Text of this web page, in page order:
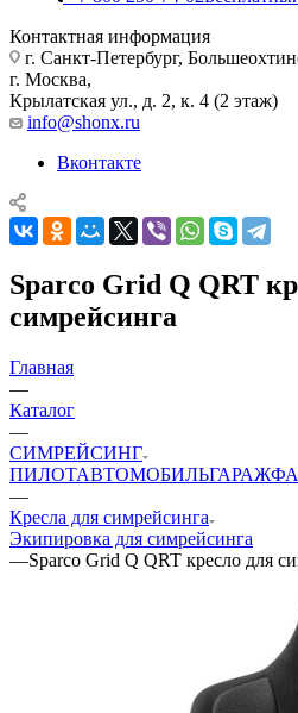
Контактная информация
г. Санкт-Петербург,
г. Москва,
Крылатская ул., д. 2, к. 4 (2 этаж)
info@shonx.ru
Вконтакте
Sparco Grid Q QRT
симрейсинга
Главная
—
Каталог
—
СИМРЕЙСИНГ
ПИЛОТАВТОМОБИЛЬГАРАЖ
—
Кресла для симрейсинга
Экипировка для симрейсинга
—Sparco Grid Q QRT кресло для